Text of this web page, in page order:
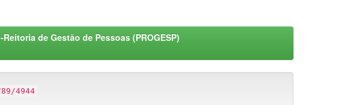
Reitoria de Gestão de Pessoas (PROGESP)
4944